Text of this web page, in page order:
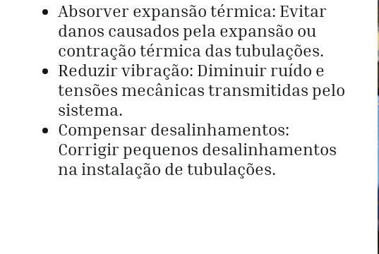
Absorver expansão térmica: Evitar
danos causados pela expansão ou
contração térmica das tubulações.
Reduzir vibração: Diminuir ruído e
tensões mecânicas transmitidas pelo
sistema.
Compensar desalinhamentos:
Corrigir pequenos desalinhamentos
na instalação de tubulações.